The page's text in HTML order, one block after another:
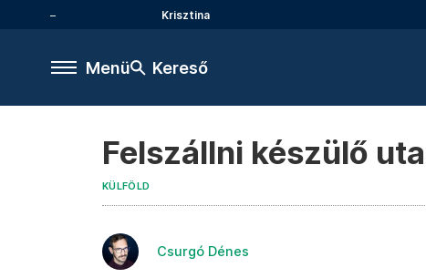
Krisztina
Menü Kereső
Felszállni készülő
KÜLFÖLD
Csurgó Dénes